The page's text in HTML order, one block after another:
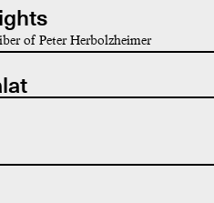
of Peter Herbolzheimer